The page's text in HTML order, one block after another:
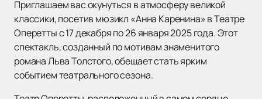
Приглашаем вас окунуться в атмосферу великой
классики, посетив мюзикл «Анна Каренина» в Театре
Оперетты с 17 декабря по 26 января 2025 года. Этот
спектакль, созданный по мотивам знаменитого
романа Льва Толстого, обещает стать ярким
событием театрального сезона.